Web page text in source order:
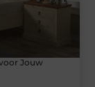
Jouw